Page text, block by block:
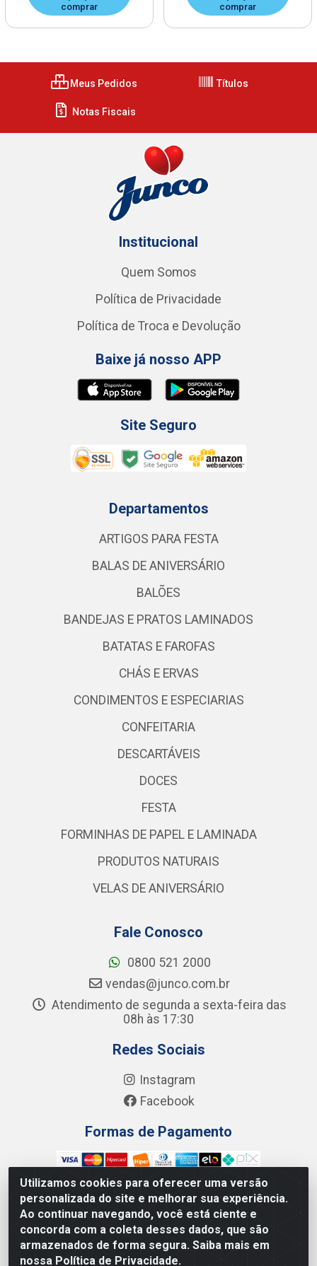
comprar
comprar
Utilizamos cookies para oferecer uma versão
personalizada do site e melhorar sua experiência.
Ao continuar navegando, você está ciente e
concorda com a coleta desses dados, que são
armazenados de forma segura. Saiba mais em
nossa Política de Privacidade.
Meus Pedidos Títulos
Notas Fiscais
Institucional
Quem Somos
Política de Privacidade
Política de Troca e Devolução
Baixe já nosso APP
Site Seguro
Departamentos
ARTIGOS PARA FESTA
BALAS DE ANIVERSÁRIO
BALÕES
BANDEJAS E PRATOS LAMINADOS
BATATAS E FAROFAS
CHÁS E ERVAS
CONDIMENTOS E ESPECIARIAS
CONFEITARIA
DESCARTÁVEIS
DOCES
FESTA
FORMINHAS DE PAPEL E LAMINADA
PRODUTOS NATURAIS
VELAS DE ANIVERSÁRIO
Fale Conosco
0800 521 2000
vendas@junco.com.br
Atendimento de segunda a sexta-feira das
08h às 17:30
Redes Sociais
Instagram
Facebook
Formas de Pagamento
Junco Industria e Comercio Ltda - R. Lineu Anterino
Mariano, 505 - Distrito Industrial, Uberlândia - MG CEP
38.402-346 - CNPJ: 66.312.653/0001-14